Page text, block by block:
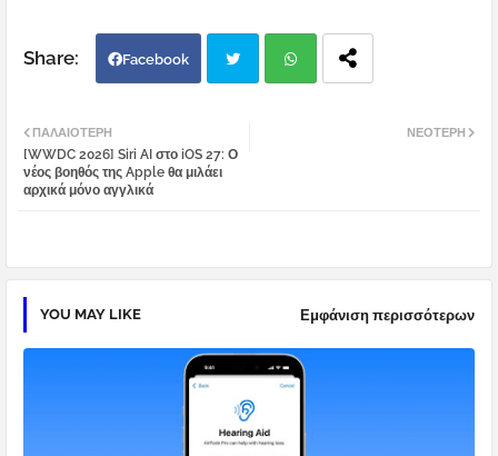
Facebook
tter
ΝΕΌΤΕΡΗ
ΠΑΛΑΙΌΤΕΡΗ
[WWDC 2026] Siri AI στο iOS 27: Ο
νέος βοηθός της Apple θα μιλάει
αρχικά μόνο αγγλικά
YOU MAY LIKE Εμφάνιση περισσότερων